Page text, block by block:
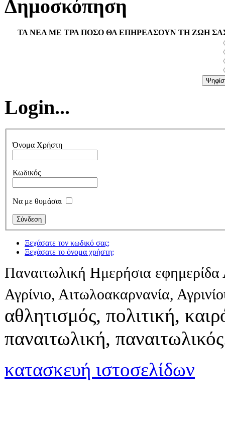
Δημοσκόπηση
ΤΑ ΝΕΑ ΜΕ ΤΡΑ ΠΟΣΟ ΘΑ ΕΠΗΡΕΑΣΟΥΝ ΤΗ ΖΩΗ
Login...
Όνομα Χρήστη
Κωδικός
Να με θυμάσαι
Ξεχάσατε τον κωδικό σας;
Ξεχάσατε το όνομα χρήστη;
Παναιτωλική Ημερήσια εφημερίδα
Αγρίνιο, Αιτωλοακαρνανία,
αθλητισμός, πολιτική,
παναιτωλική,
κατασκευή ιστοσελίδων